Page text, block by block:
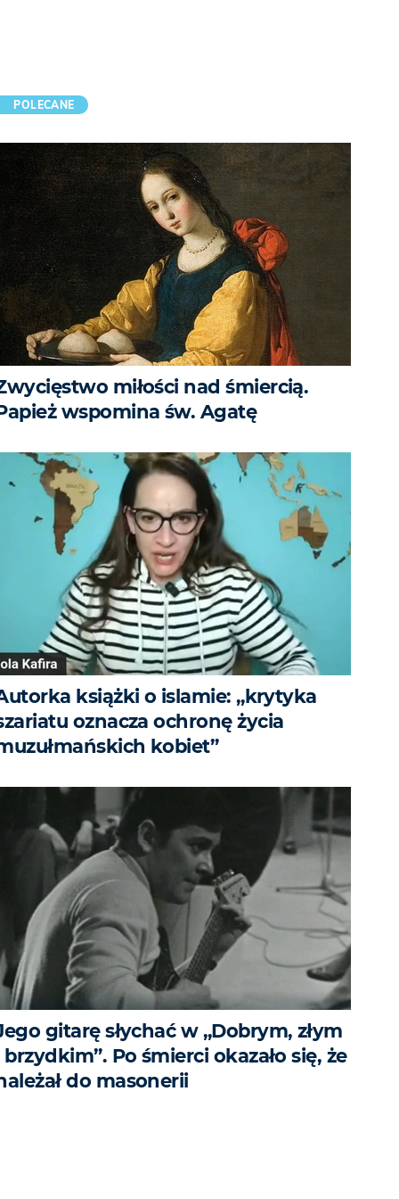
POLECANE
miłości nad śmiercią.
wspomina św. Agatę
książki o islamie: „krytyka
oznacza ochronę życia
kobiet”
gitarę słychać w „Dobrym, złym
brzydkim”. Po śmierci okazało się, że
do masonerii